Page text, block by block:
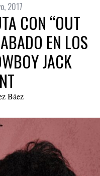
2017
CON “OUT
EN LOS
JACK
Báez